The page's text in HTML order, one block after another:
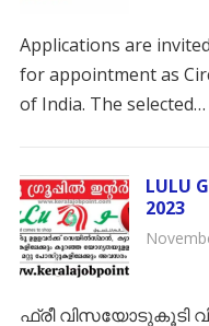
Applications are
for appointment as
of India. The selected…
LULU
2023
ഫ്രീ വിസയോടുകൂടി